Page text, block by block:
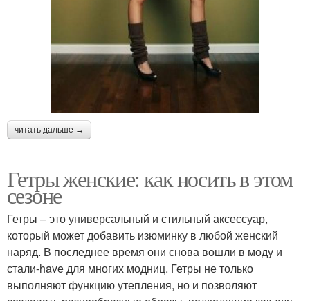
читать дальше →
Гетры женские: как носить в этом
сезоне
Гетры – это универсальный и стильный аксессуар,
который может добавить изюминку в любой женский
наряд. В последнее время они снова вошли в моду и
стали-have для многих модниц. Гетры не только
выполняют функцию утепления, но и позволяют